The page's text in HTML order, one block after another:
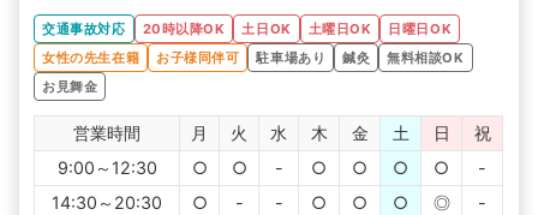
交通事故対応 20時以降OK 土日OK 土曜日OK
日曜日OK
女性の先生在籍
お子様同伴可 駐車場あり 鍼灸
無料相談OK
お見舞金
営業時間 月 火 水 木 金 土 日
祝
9:00～12:30
○ ○ - ○ ○ ○ ○
-
14:30～20:30
○ - - ○ ○ ○ ◎ -